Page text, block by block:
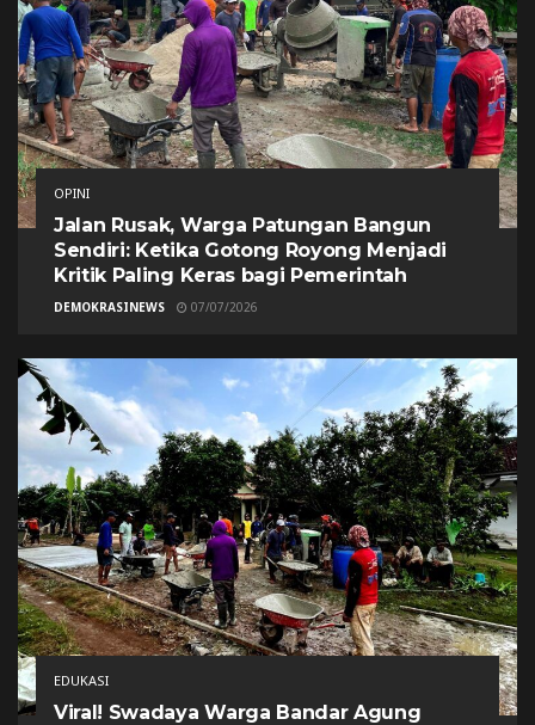
OPINI
Jalan Rusak, Warga Patungan Bangun
Sendiri: Ketika Gotong Royong Menjadi
Kritik Paling Keras bagi Pemerintah
DEMOKRASINEWS 07/07/2026
EDUKASI
Viral! Swadaya Warga Bandar Agung